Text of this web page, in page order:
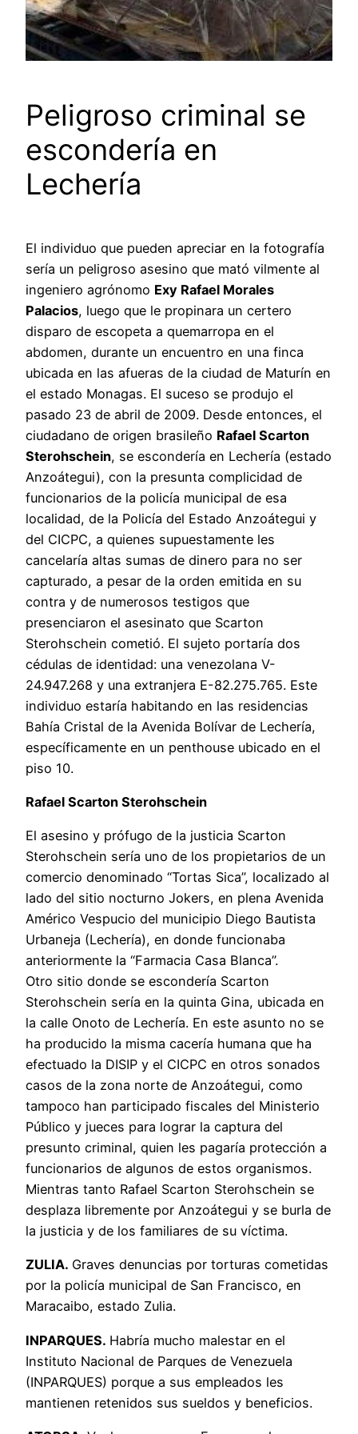
Peligroso criminal se
escondería en
Lechería
El individuo que pueden apreciar en la fotografía
sería un peligroso asesino que mató vilmente al
ingeniero agrónomo Exy Rafael Morales
Palacios, luego que le propinara un certero
disparo de escopeta a quemarropa en el
abdomen, durante un encuentro en una finca
ubicada en las afueras de la ciudad de Maturín en
el estado Monagas. El suceso se produjo el
pasado 23 de abril de 2009. Desde entonces, el
ciudadano de origen brasileño Rafael Scarton
Sterohschein, se escondería en Lechería (estado
Anzoátegui), con la presunta complicidad de
funcionarios de la policía municipal de esa
localidad, de la Policía del Estado Anzoátegui y
del CICPC, a quienes supuestamente les
cancelaría altas sumas de dinero para no ser
capturado, a pesar de la orden emitida en su
contra y de numerosos testigos que
presenciaron el asesinato que Scarton
Sterohschein cometió. El sujeto portaría dos
cédulas de identidad: una venezolana V-
24.947.268 y una extranjera E-82.275.765. Este
individuo estaría habitando en las residencias
Bahía Cristal de la Avenida Bolívar de Lechería,
específicamente en un penthouse ubicado en el
piso 10.
Rafael Scarton Sterohschein
El asesino y prófugo de la justicia Scarton
Sterohschein sería uno de los propietarios de un
comercio denominado “Tortas Sica”, localizado al
lado del sitio nocturno Jokers, en plena Avenida
Américo Vespucio del municipio Diego Bautista
Urbaneja (Lechería), en donde funcionaba
anteriormente la “Farmacia Casa Blanca”.
Otro sitio donde se escondería Scarton
Sterohschein sería en la quinta Gina, ubicada en
la calle Onoto de Lechería. En este asunto no se
ha producido la misma cacería humana que ha
efectuado la DISIP y el CICPC en otros sonados
casos de la zona norte de Anzoátegui, como
tampoco han participado fiscales del Ministerio
Público y jueces para lograr la captura del
presunto criminal, quien les pagaría protección a
funcionarios de algunos de estos organismos.
Mientras tanto Rafael Scarton Sterohschein se
desplaza libremente por Anzoátegui y se burla de
la justicia y de los familiares de su víctima.
ZULIA. Graves denuncias por torturas cometidas
por la policía municipal de San Francisco, en
Maracaibo, estado Zulia.
INPARQUES. Habría mucho malestar en el
Instituto Nacional de Parques de Venezuela
(INPARQUES) porque a sus empleados les
mantienen retenidos sus sueldos y beneficios.